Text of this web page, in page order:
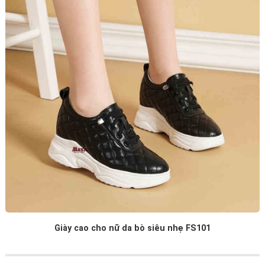
Giày cao cho nữ da bò siêu nhẹ FS101